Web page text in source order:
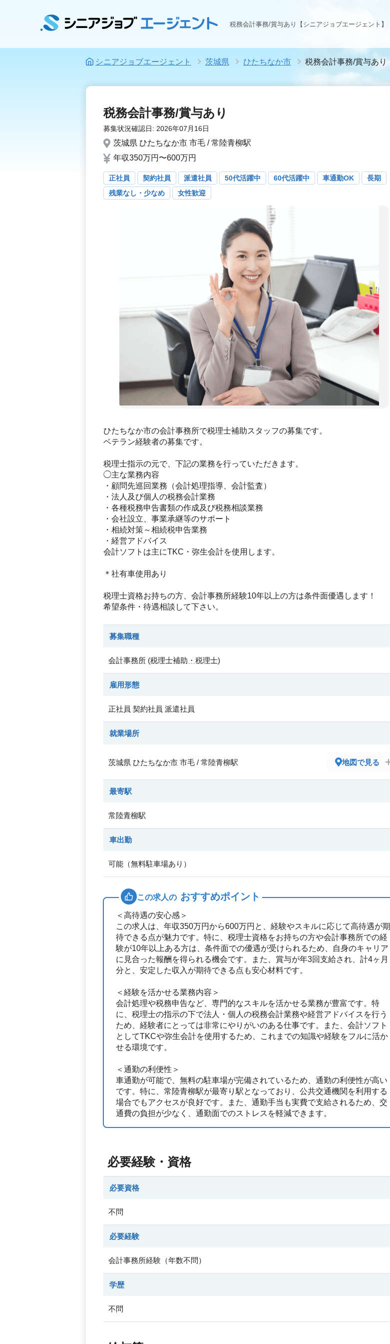
税務会計事務/賞与あり【シニアジョブエージェント】
シニアジョブエージェント 茨城県 ひたちなか市 税務会計事務/賞与あり
税務会計事務/賞与あり
募集状況確認日: 2026年07月16日
茨城県 ひたちなか市 市毛 / 常陸青柳駅
年収350万円〜600万円
正社員 契約社員 派遣社員 50代活躍中 60代活躍中 車通勤OK
長期
残業なし・少なめ
女性歓迎
ひたちなか市の会計事務所で税理士補助スタッフの募集です。
ベテラン経験者の募集です。
税理士指示の元で、下記の業務を行っていただきます。
◯主な業務内容
・顧問先巡回業務（会計処理指導、会計監査）
・法人及び個人の税務会計業務
・各種税務申告書類の作成及び税務相談業務
・会社設立、事業承継等のサポート
・相続対策～相続税申告業務
・経営アドバイス
会計ソフトは主にTKC・弥生会計を使用します。
＊社有車使用あり
税理士資格お持ちの方、会計事務所経験10年以上の方は条件面優遇します！
希望条件・待遇相談して下さい。
募集職種
会計事務所 (税理士補助・税理士)
雇用形態
正社員 契約社員 派遣社員
就業場所
茨城県 ひたちなか市 市毛 / 常陸青柳駅 地図で見る
最寄駅
常陸青柳駅
車出勤
可能（無料駐車場あり）
この求人の おすすめポイント
＜高待遇の安心感＞
この求人は、年収350万円から600万円と、経験やスキルに応じて高待遇が期
待できる点が魅力です。特に、税理士資格をお持ちの方や会計事務所での経
験が10年以上ある方は、条件面での優遇が受けられるため、自身のキャリア
に見合った報酬を得られる機会です。また、賞与が年3回支給され、計4ヶ月
分と、安定した収入が期待できる点も安心材料です。
＜経験を活かせる業務内容＞
会計処理や税務申告など、専門的なスキルを活かせる業務が豊富です。特
に、税理士の指示の下で法人・個人の税務会計業務や経営アドバイスを行う
ため、経験者にとっては非常にやりがいのある仕事です。また、会計ソフト
としてTKCや弥生会計を使用するため、これまでの知識や経験をフルに活か
せる環境です。
＜通勤の利便性＞
車通勤が可能で、無料の駐車場が完備されているため、通勤の利便性が高い
です。特に、常陸青柳駅が最寄り駅となっており、公共交通機関を利用する
場合でもアクセスが良好です。また、通勤手当も実費で支給されるため、交
通費の負担が少なく、通勤面でのストレスを軽減できます。
必要経験・資格
必要資格
不問
必要経験
会計事務所経験（年数不問）
学歴
不問